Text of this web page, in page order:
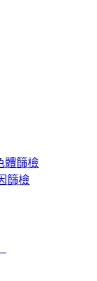
體篩檢
篩檢